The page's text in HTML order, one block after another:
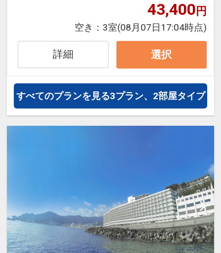
ウェイ往復乗車代金割引券付♪ ※滞在中
※休業日は除く（不定期）
●オーシャンスパ「Ｆｕｕａ」入館券
※１８歳未満は保護者同伴、０～３歳の
お子様は安全管理上ご利用いただけませ
ん。
※利用には諸条件がございます。必ず公
お子様向けサポート！
【赤ちゃん貸出グッズ】
ベビーカー／哺乳瓶洗浄ブラシ（ナイロ
ン・スポンジ両方ご用意しております）
【７／２２～８／３１宿泊】限定！ファ
ミリーに嬉しい特色付！ ※７／１～２
１、９／１～３０宿泊には付きません
ーナーで使えるメダル１０枚ご用意
※上記特色は7/1～21、9/1～30宿泊の
方には付きません
連泊の場合、
１泊目より１泊につきおひとり様おとな
１，０００円引、こどもA７００円引、
こどもB５００円引
43,400円
空き： 3室(08月07日17:04時点)
詳細 選択
すべてのプランを見る3プラン、2部屋タイプ